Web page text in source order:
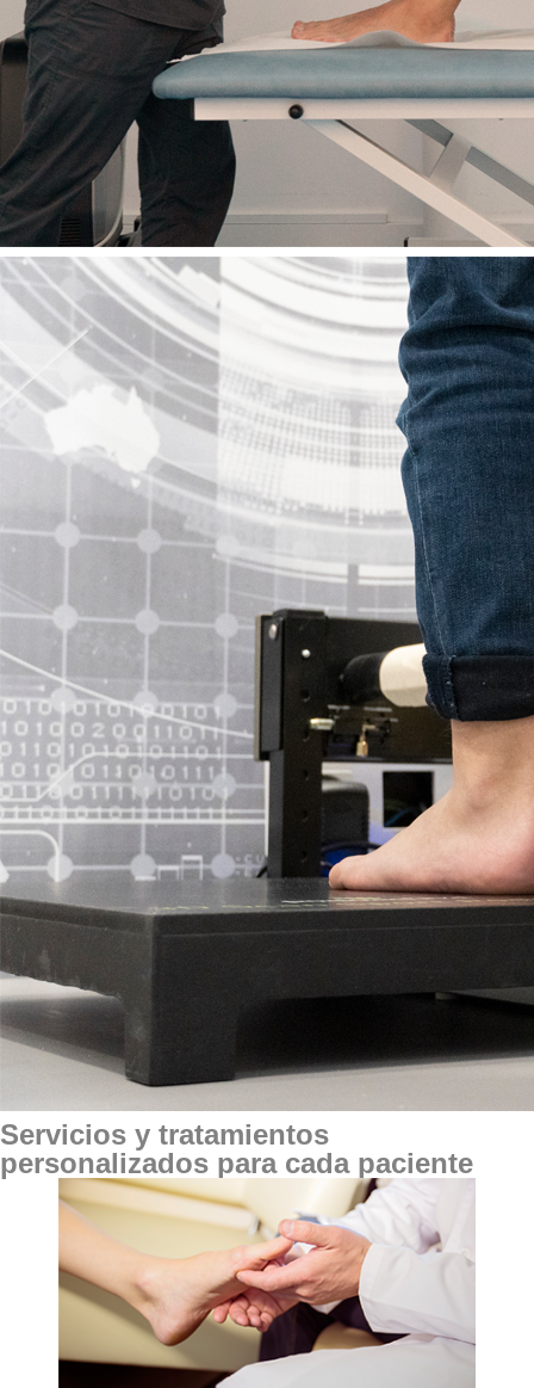
Servicios y tratamientos
personalizados para cada paciente